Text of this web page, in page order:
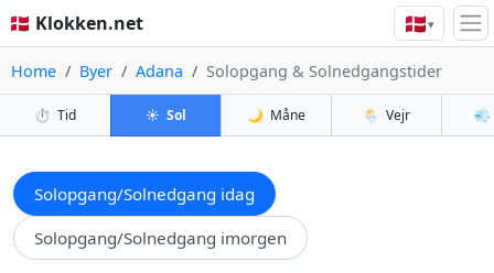
🇩🇰 Klokken.net 🇩🇰▾
Home Byer Adana Solopgang & Solnedgangstider
⏱️ Tid ☀️ Sol 🌙 Måne 🌦️ Vejr 💨
Solopgang/Solnedgang idag
Solopgang/Solnedgang imorgen